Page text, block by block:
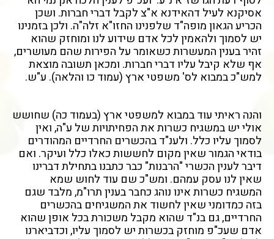
אסיקנא לעיל דהאידנא א"צ לקבל דברי חברות. ושכן
הכריע הגאון מופה"ד שלפנינו החזו"א זלה"ה. ולכן בזמנינו
יש לסמוך ולהאמין לכל אדם שידוע לנו ומוחזק שהוא
זהיר בענין המעשרות כשאומר על הפירות שהם מעושרים,
אף שלא קיבל עליו דברי חברות. ומכאן תשובה מוצאת
למש"כ במבוא לס' משפטי ארץ (עמוד כו והלאה). ע"ש.
והנה ראיתי עוד במבוא למשפטי ארץ (בעמוד כה) שחושש
אולי יש במשגיח כשרות את הפחיתויות של ע"ה, ואין
לסמוך עליו כלל. ולענ"ד בהכשרים החרדיים המהודרים
בודאי הגמור שאין מקום לחששות כאלו כלל ועיקר. ואם
דיבר לענין הכשרי "הרבנות" כבר כתבנו בתחילת דברינו
שאין לנו עסק עמהם. ומש"כ שם עוד לחוש שמא
המשגיח כשרות אינו נוהג כחבר בענין תרו"מ, מלבד שגם
בזה כמדומני שאין לחשוד את המשגיחים בהכשרים
החרדיים, גם בנ"ד שהוא מקבל משכורת בכל אופן שהוא
אדם שעכ"פ מוחזק בכשרות יש לסמוך עליו, וכדביארנו